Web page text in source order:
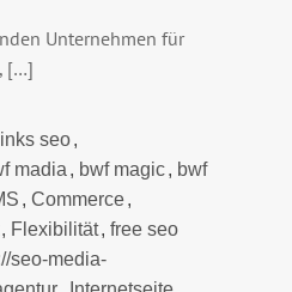
Unternehmen für
[…]
seo,
madia , bwf magic, bwf
,Commerce,
, Flexibilität,free seo
seo-media-